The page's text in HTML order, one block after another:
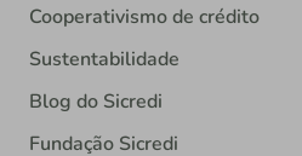
Cooperativismo de crédito
Sustentabilidade
Blog do Sicredi
Fundação Sicredi